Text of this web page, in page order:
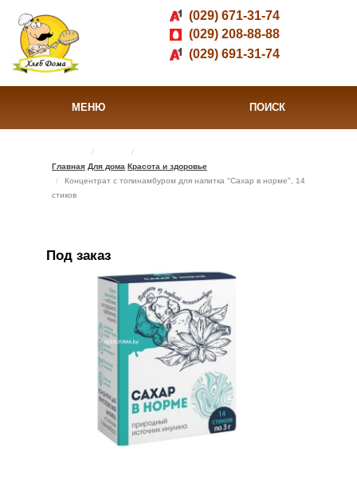
(029) 671-31-74
(029) 208-88-88
(029) 691-31-74
МЕНЮ ПОИСК
Главная Для дома Красота и здоровье
Концентрат с топинамбуром для напитка "Сахар в норме", 14
стиков
Под заказ